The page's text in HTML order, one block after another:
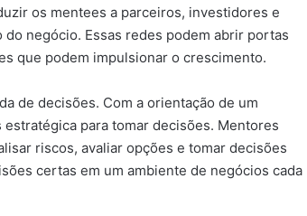
os mentees a parceiros, investidores e
negócio. Essas redes podem abrir portas
que podem impulsionar o crescimento.
de decisões. Com a orientação de um
para tomar decisões. Mentores
riscos, avaliar opções e tomar decisões
certas em um ambiente de negócios cada